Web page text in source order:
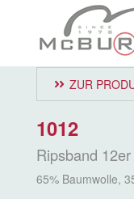
ZUR
1012
Ripsband
65% Baumwolle,